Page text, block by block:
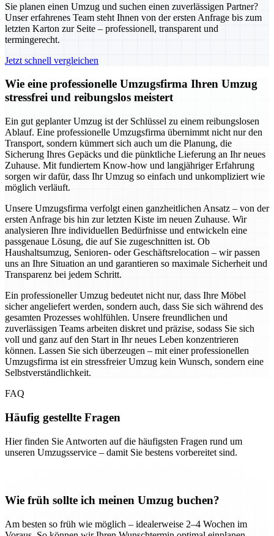
Sie planen einen Umzug und suchen einen zuverlässigen Partner?
Unser erfahrenes Team steht Ihnen von der ersten Anfrage bis zum
letzten Karton zur Seite – professionell, transparent und
termingerecht.
Jetzt schnell vergleichen
Wie eine professionelle Umzugsfirma Ihren Umzug
stressfrei und reibungslos meistert
Ein gut geplanter Umzug ist der Schlüssel zu einem reibungslosen
Ablauf. Eine professionelle Umzugsfirma übernimmt nicht nur den
Transport, sondern kümmert sich auch um die Planung, die
Sicherung Ihres Gepäcks und die pünktliche Lieferung an Ihr neues
Zuhause. Mit fundiertem Know-how und langjähriger Erfahrung
sorgen wir dafür, dass Ihr Umzug so einfach und unkompliziert wie
möglich verläuft.
Unsere Umzugsfirma verfolgt einen ganzheitlichen Ansatz – von der
ersten Anfrage bis hin zur letzten Kiste im neuen Zuhause. Wir
analysieren Ihre individuellen Bedürfnisse und entwickeln eine
passgenaue Lösung, die auf Sie zugeschnitten ist. Ob
Haushaltsumzug, Senioren- oder Geschäftsrelocation – wir passen
uns an Ihre Situation an und garantieren so maximale Sicherheit und
Transparenz bei jedem Schritt.
Ein professioneller Umzug bedeutet nicht nur, dass Ihre Möbel
sicher angeliefert werden, sondern auch, dass Sie sich während des
gesamten Prozesses wohlfühlen. Unsere freundlichen und
zuverlässigen Teams arbeiten diskret und präzise, sodass Sie sich
voll und ganz auf den Start in Ihr neues Leben konzentrieren
können. Lassen Sie sich überzeugen – mit einer professionellen
Umzugsfirma ist ein stressfreier Umzug kein Wunsch, sondern eine
Selbstverständlichkeit.
FAQ
Häufig gestellte Fragen
Hier finden Sie Antworten auf die häufigsten Fragen rund um
unseren Umzugsservice – damit Sie bestens vorbereitet sind.
Wie früh sollte ich meinen Umzug buchen?
Am besten so früh wie möglich – idealerweise 2–4 Wochen im